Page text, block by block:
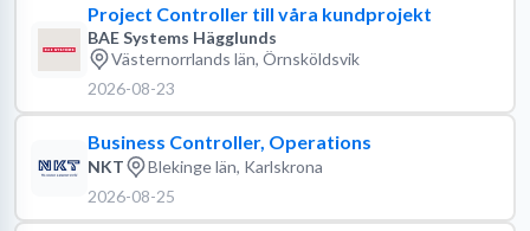
Project Controller till våra kundprojekt
BAE Systems Hägglunds
Västernorrlands län, Örnsköldsvik
2026-08-23
Business Controller, Operations
NKT
Blekinge län, Karlskrona
2026-08-25